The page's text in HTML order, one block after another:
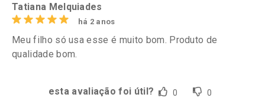
Tatiana Melquiades
há 2 anos
Meu filho só usa esse é muito bom. Produto de
qualidade bom.
esta avaliação foi útil? 0 0